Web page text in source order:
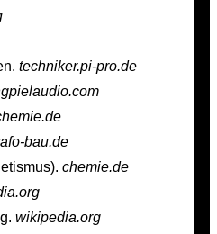
techniker.pi-pro.de
bau.de
chemie.de
wikipedia.org